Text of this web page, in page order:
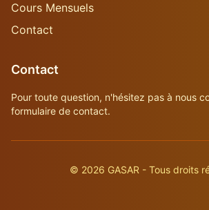
Cours Mensuels
Contact
Contact
Pour toute question, n'hésitez pas à nous
formulaire de contact.
© 2026 GASAR - Tous droits